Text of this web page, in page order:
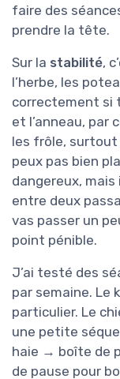
faire des
prendre la tête.
Sur la stabilité,
l’herbe, les
correctement si
et l’anneau, par
les frôle, surtout
peux pas bien
dangereux,
entre deux
vas passer un
point pénible.
J’ai testé des
par semaine. Le
particulier. Le
une petite
haie → boîte de
de pause pour